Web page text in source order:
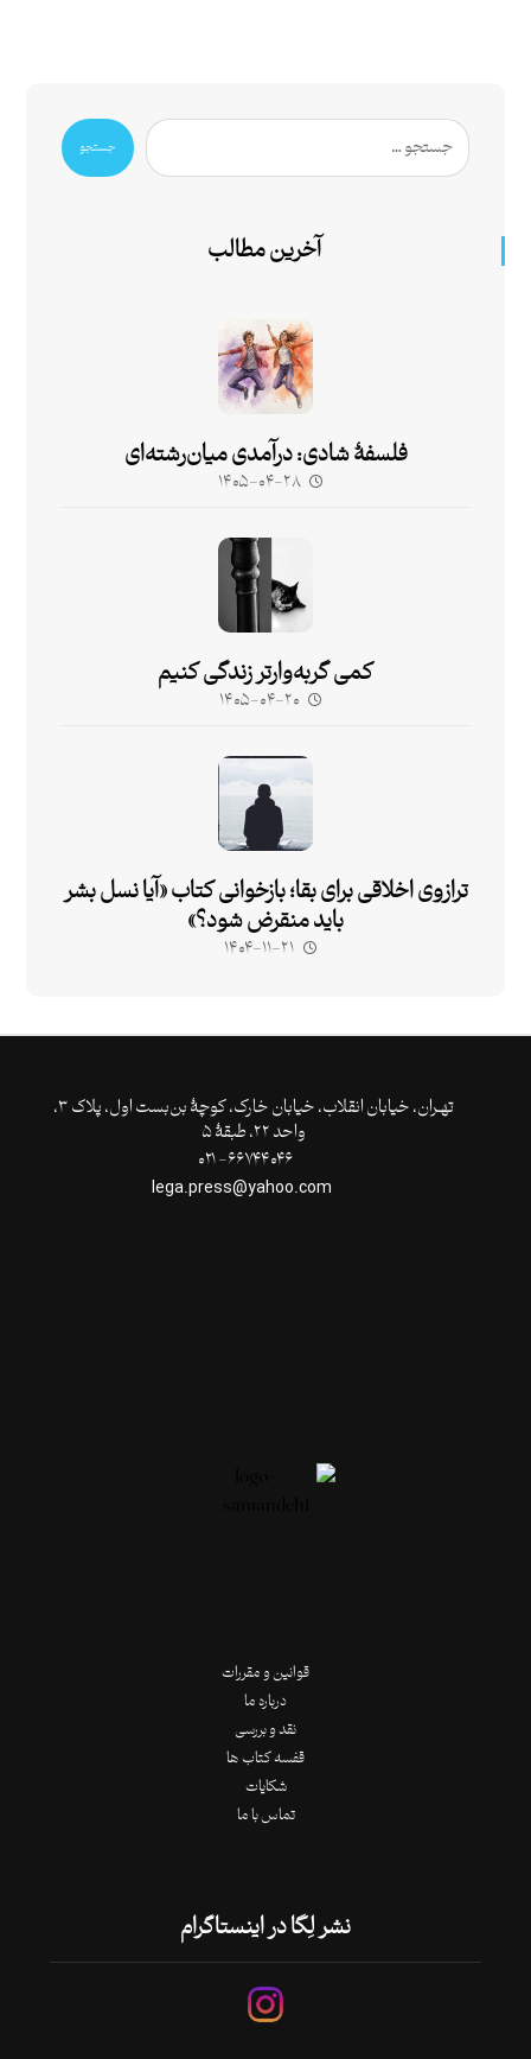
جستجو
آخرین مطالب
فلسفۀ شادی: درآمدی میان‌رشته‌ای
۱۴۰۵-۰۴-۲۸
کمی گربه‌وارتر زندگی کنیم
۱۴۰۵-۰۴-۲۰
ترازوی اخلاقی برای بقا؛ بازخوانی کتاب «آیا نسل بشر
باید منقرض شود؟»
۱۴۰۴-۱۱-۲۱
تهـران،‌ خیابان انقلاب، خیابان خارک، کوچۀ بن‌بست اول، پلاک ۳،
واحد ۲۲، طبقۀ ۵
قوانین و مقررات
درباره ما
نقد و بررسی
قفسه کتاب ها
شکایات
تماس با ما
نشر لِگا در اینستاگرام